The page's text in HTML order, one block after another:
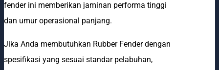
fender ini memberikan jaminan performa tinggi
dan umur operasional panjang.
Jika Anda membutuhkan Rubber Fender dengan
spesifikasi yang sesuai standar pelabuhan,